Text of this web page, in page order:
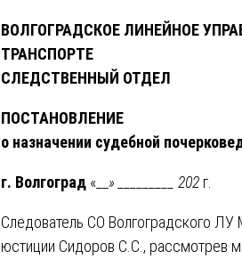
ВОЛГОГРАДСКОЕ ЛИНЕЙНОЕ
ТРАНСПОРТЕ
СЛЕДСТВЕННЫЙ ОТДЕЛ
ПОСТАНОВЛЕНИЕ
о назначении судебной
г. Волгоград «__ » _________ 202 г.
Следователь СО Волгоградского
юстиции Сидоров С.С., рассмотрев